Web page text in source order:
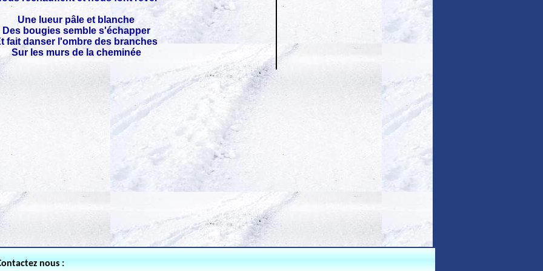
Une lueur pâle et blanche
Des bougies semble s'échapper
fait danser l'ombre des branches
Sur les murs de la cheminée
nous :